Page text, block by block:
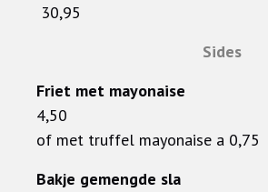
30,95
Sides
Friet met mayonaise
4,50
of met truffel mayonaise a 0,75
Bakje gemengde sla